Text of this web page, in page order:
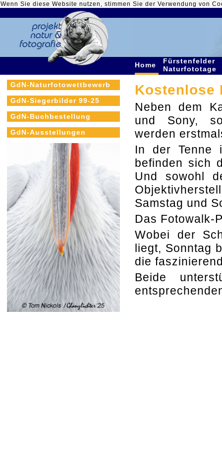
Wenn Sie diese Website nutzen, stimmen Sie der Verwendung von
Home
Fürstenfelder
Naturfototage
GdN-Naturfotowettbewerb
GdN-Siegerbilder 99-25
GdN-Buchbestellung
GdN-Ausstellungen
Kostenlose
Neben dem
und Sony,
werden
In der Tenne
befinden sich
Und sowohl
Samstag und
Das Fotowalk-
Wobei der
liegt, Sonntag
die
Beide